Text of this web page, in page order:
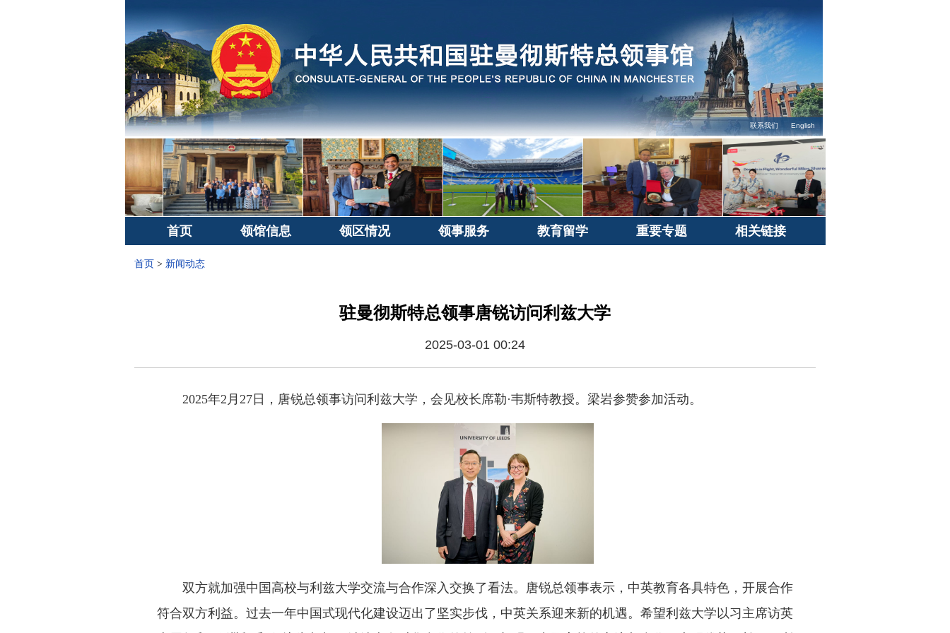
联系我们 English
首页 领馆信息 领区情况 领事服务 教育留学 重要专题 相关链接
首页 > 新闻动态
驻曼彻斯特总领事唐锐访问利兹大学
2025-03-01 00:24
2025年2月27日，唐锐总领事访问利兹大学，会见校长席勒·韦斯特教授。梁岩参赞参加活动。
双方就加强中国高校与利兹大学交流与合作深入交换了看法。唐锐总领事表示，中英教育各具特色，开展合作
符合双方利益。过去一年中国式现代化建设迈出了坚实步伐，中英关系迎来新的机遇。希望利兹大学以习主席访英